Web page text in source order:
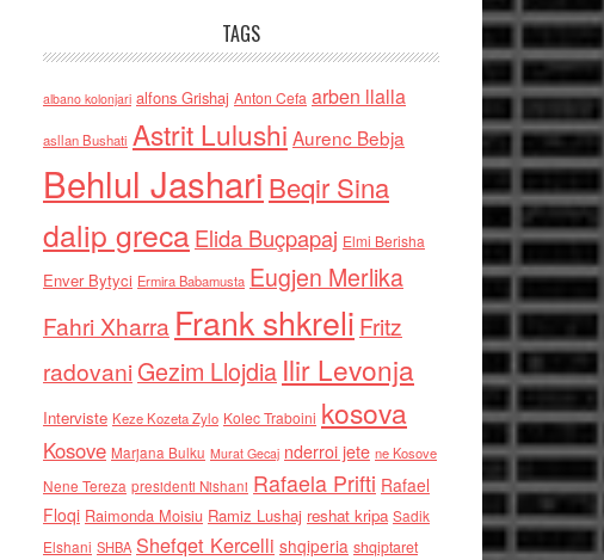
TAGS
albano kolonjari alfons Grishaj Anton Cefa arben llalla
asllan Bushati Astrit Lulushi Aurenc Bebja
Behlul Jashari Beqir Sina
dalip grecaElida Buçpapaj Elmi Berisha
Enver Bytyci Ermira Babamusta Eugjen Merlika
Fahri Xharra Frank shkreli Fritz
radovaniGezim Llojdia Ilir Levonja
Interviste Keze Kozeta Zylo Kolec Traboini kosova
Kosove Marjana Bulku Murat Gecaj nderroi jete ne Kosove
Nene Tereza presidenti Nishani Rafaela Prifti Rafael
Floqi Raimonda Moisiu Ramiz Lushaj reshat kripa Sadik
Elshani SHBA Shefqet Kercelli shqiperia shqiptaret